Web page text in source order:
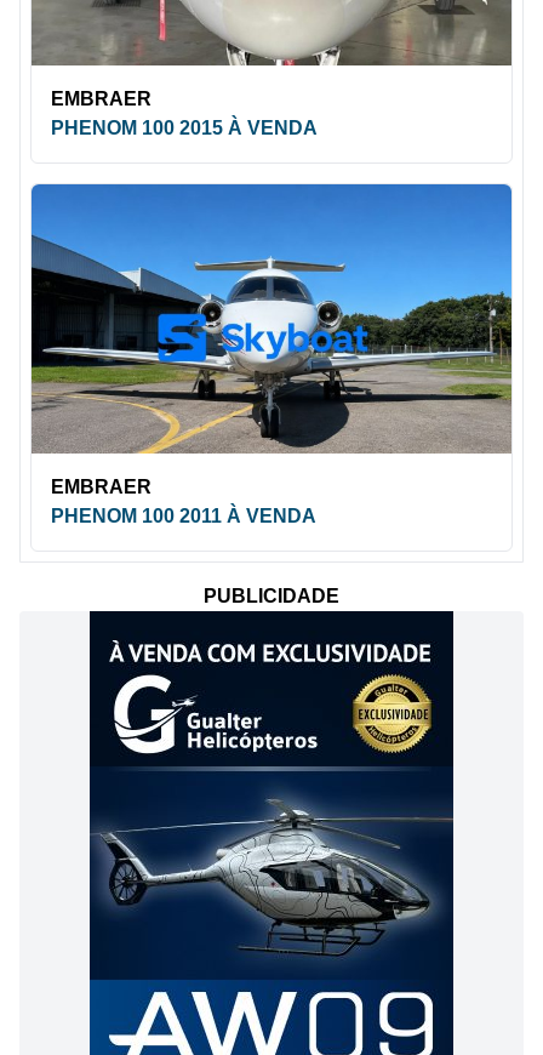
EMBRAER
PHENOM 100 2015 À VENDA
EMBRAER
PHENOM 100 2011 À VENDA
PUBLICIDADE